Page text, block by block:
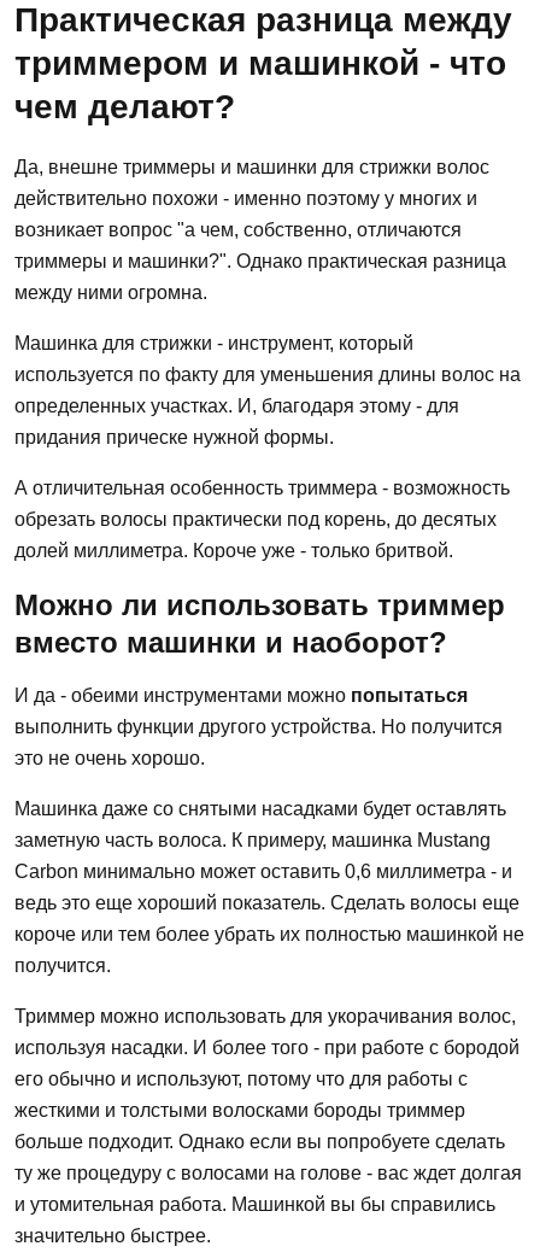
Практическая разница между
триммером и машинкой - что
чем делают?
Да, внешне триммеры и машинки для стрижки волос
действительно похожи - именно поэтому у многих и
возникает вопрос "а чем, собственно, отличаются
триммеры и машинки?". Однако практическая разница
между ними огромна.
Машинка для стрижки - инструмент, который
используется по факту для уменьшения длины волос на
определенных участках. И, благодаря этому - для
придания прическе нужной формы.
А отличительная особенность триммера - возможность
обрезать волосы практически под корень, до десятых
долей миллиметра. Короче уже - только бритвой.
Можно ли использовать триммер
вместо машинки и наоборот?
И да - обеими инструментами можно попытаться
выполнить функции другого устройства. Но получится
это не очень хорошо.
Машинка даже со снятыми насадками будет оставлять
заметную часть волоса. К примеру, машинка Mustang
Carbon минимально может оставить 0,6 миллиметра - и
ведь это еще хороший показатель. Сделать волосы еще
короче или тем более убрать их полностью машинкой не
получится.
Триммер можно использовать для укорачивания волос,
используя насадки. И более того - при работе с бородой
его обычно и используют, потому что для работы с
жесткими и толстыми волосками бороды триммер
больше подходит. Однако если вы попробуете сделать
ту же процедуру с волосами на голове - вас ждет долгая
и утомительная работа. Машинкой вы бы справились
значительно быстрее.